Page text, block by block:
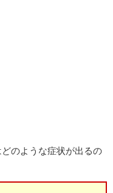
のような症状が出るの